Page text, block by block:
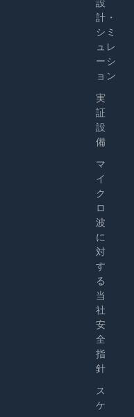
設
計・
シミ
ュレ
ーシ
ョン
実
証
設
備
マ
イ
ク
ロ
波
に
対
す
る
当
社
安
全
指
針
ス
ケ